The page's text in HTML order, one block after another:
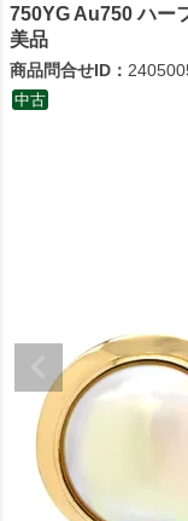
750YG Au750 ハー
美品
商品問合せID：
中古